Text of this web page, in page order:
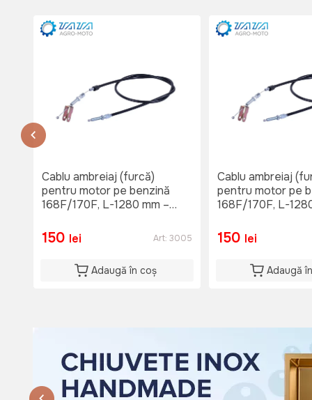
Lu-Vi: 08:00-18:30
or.Causeni , str. 31 August 1
str. 31 August 1
тел. 060653777
Lu-Vi: 08:00-18:00
Du: 08:00 - 15:00
Cablu ambreiaj (furcă)
pentru motor pe benzină
168F/170F, L-1280 mm –
150 lei Art: 3005
Adaugă în coș
Cablu ambreiaj
pentru motor pe
168F/170F, L-
150 lei
Adaugă